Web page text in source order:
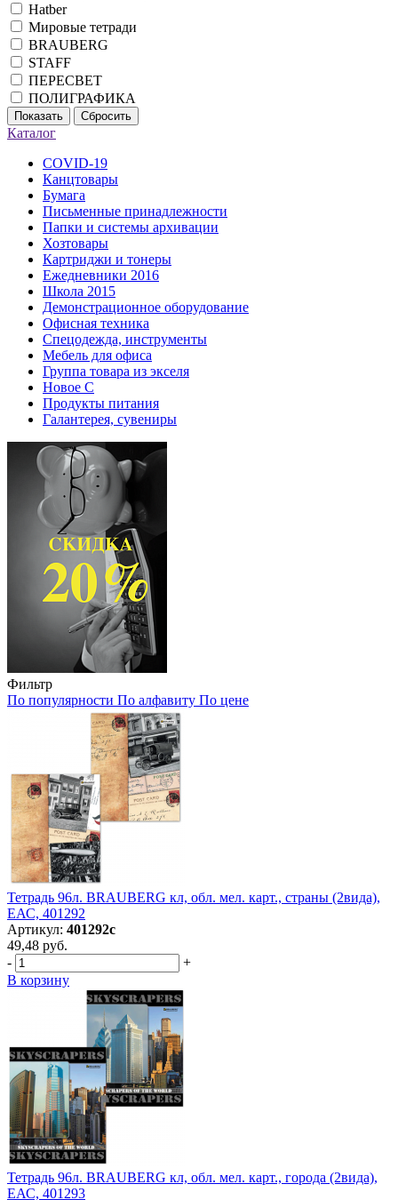
Hatber
Мировые тетради
BRAUBERG
STAFF
ПЕРЕСВЕТ
ПОЛИГРАФИКА
Показать Сбросить
Каталог
COVID-19
Канцтовары
Бумага
Письменные принадлежности
Папки и системы архивации
Хозтовары
Картриджи и тонеры
Ежедневники 2016
Школа 2015
Демонстрационное оборудование
Офисная техника
Спецодежда, инструменты
Мебель для офиса
Группа товара из экселя
Новое С
Продукты питания
Галантерея, сувениры
Фильтр
По популярности По алфавиту По цене
Тетрадь 96л. BRAUBERG кл, обл. мел. карт., страны (2вида),
ЕАС, 401292
Артикул: 401292с
49,48 руб.
-
+
В корзину
Тетрадь 96л. BRAUBERG кл, обл. мел. карт., города (2вида),
ЕАС, 401293